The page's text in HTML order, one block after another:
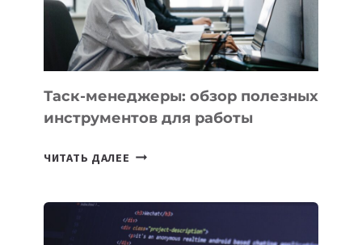
ЕМУ
МОЖНО
ПОРУЧИТЬ
УЖЕ
СЕГОДНЯ
Таск-менеджеры: обзор полезных
инструментов для работы
ЧИТАТЬ ДАЛЕЕ ТАСК-
ПОЛЕЗНЫХ
ИНСТРУМЕНТОВ